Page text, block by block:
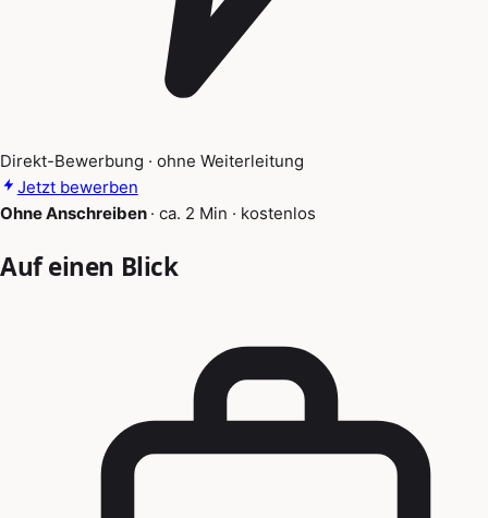
Direkt-Bewerbung · ohne Weiterleitung
Jetzt bewerben
Ohne Anschreiben · ca. 2 Min · kostenlos
Auf einen Blick